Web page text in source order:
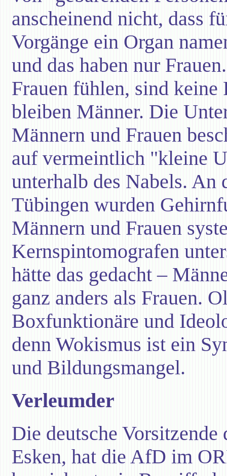
anscheinend nicht, dass
Vorgänge ein Organ
und das haben nur
Frauen fühlen, sind keine
bleiben Männer. Die
Männern und Frauen
auf vermeintlich "kleine
unterhalb des Nabels. An
Tübingen wurden
Männern und Frauen
Kernspintomografen
hätte das gedacht –
ganz anders als Frauen.
Boxfunktionäre und
denn Wokismus ist ein
und Bildungsmangel.
Verleumder
Die deutsche Vorsitzende
Esken, hat die AfD im